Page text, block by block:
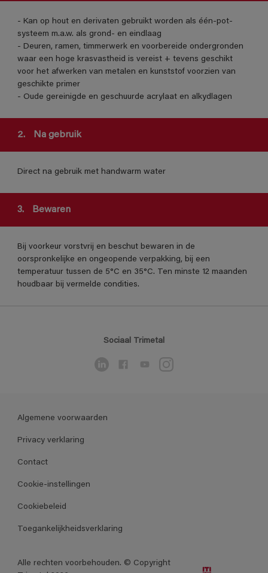
- Kan op hout en derivaten gebruikt worden als één-pot-
systeem m.a.w. als grond- en eindlaag
- Deuren, ramen, timmerwerk en voorbereide ondergronden
waar een hoge krasvastheid is vereist + tevens geschikt
voor het afwerken van metalen en kunststof voorzien van
geschikte primer
- Oude gereinigde en geschuurde acrylaat en alkydlagen
2. Na gebruik
Direct na gebruik met handwarm water
3. Bewaren
Bij voorkeur vorstvrij en beschut bewaren in de
oorspronkelijke en ongeopende verpakking, bij een
temperatuur tussen de 5°C en 35°C. Ten minste 12 maanden
houdbaar bij vermelde condities.
Sociaal Trimetal
Algemene voorwaarden
Privacy verklaring
Contact
Cookie-instellingen
Cookiebeleid
Toegankelijkheidsverklaring
Alle rechten voorbehouden. © Copyright